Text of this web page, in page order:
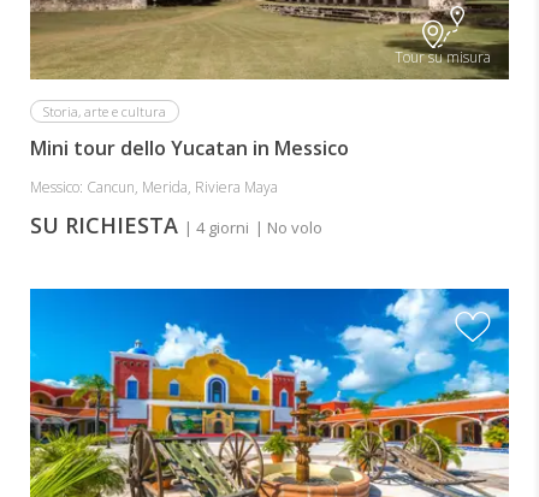
Tour su misura
Storia, arte e cultura
Mini tour dello Yucatan in Messico
Messico: Cancun, Merida, Riviera Maya
SU RICHIESTA | 4 giorni | No volo